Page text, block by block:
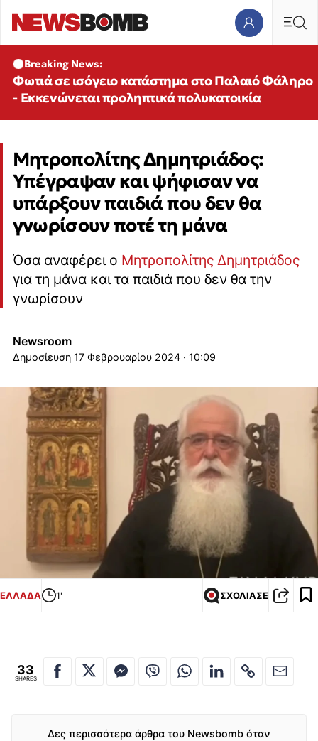
Breaking News:
Φωτιά σε ισόγειο κατάστημα στο Παλαιό Φάληρο
- Εκκενώνεται προληπτικά πολυκατοικία
Μητροπολίτης Δημητριάδος:
Υπέγραψαν και ψήφισαν να
υπάρξουν παιδιά που δεν θα
γνωρίσουν ποτέ τη μάνα
Όσα αναφέρει ο Μητροπολίτης Δημητριάδος
για τη μάνα και τα παιδιά που δεν θα την
γνωρίσουν
Newsroom
17 Φεβρουαρίου 2024 · 10:09
ΕΛΛΑΔΑ 1' ΣΧΟΛΙΑΣΕ
33
SHARES
Δες περισσότερα άρθρα του Newsbomb όταν